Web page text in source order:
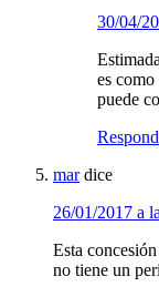
30/04/
es
puede
mar dice
26/01/2017 a
Esta
no tiene un